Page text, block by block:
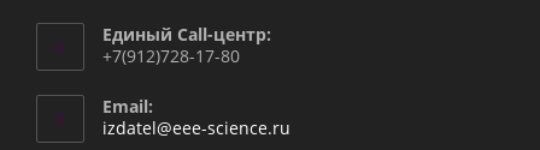
Единый Call-центр:
+7(912)728-17-80
Email:
izdatel@eee-science.ru